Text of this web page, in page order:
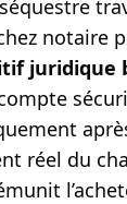
notaire
juridique
réel du